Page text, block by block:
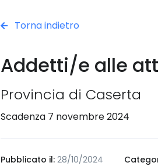
Torna indietro
Addetti/e alle
Provincia di Caserta
Scadenza 7 novembre 2024
Pubblicato il: 28/10/2024